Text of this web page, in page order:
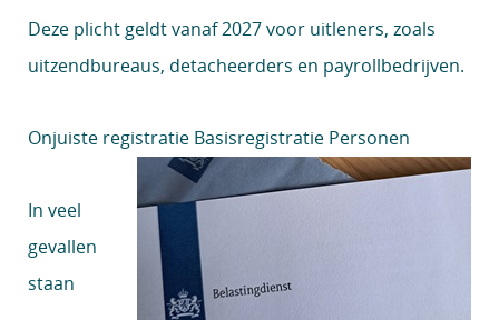
Deze plicht geldt vanaf 2027 voor uitleners, zoals
uitzendbureaus, detacheerders en payrollbedrijven.
Onjuiste registratie Basisregistratie Personen
In veel
gevallen
staan